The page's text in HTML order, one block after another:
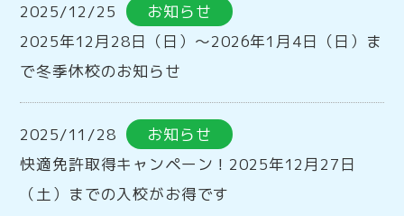
2025/12/25
お知らせ
2025年12月28日（日）～2026年1月4日（日）ま
で冬季休校のお知らせ
2025/11/28
お知らせ
快適免許取得キャンペーン！2025年12月27日
（土）までの入校がお得です